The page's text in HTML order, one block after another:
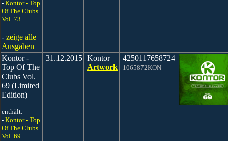
- Kontor - Top
Of The Clubs
Vol. 73
- zeige alle
Ausgaben
Kontor -
Top Of The
Clubs Vol.
69 (Limited
Edition)
enthält:
- Kontor - Top
Of The Clubs
Vol. 69
31.12.2015 Kontor
Artwork
4250117658724
1065872KON